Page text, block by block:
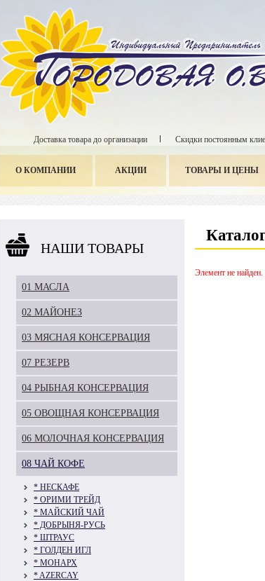
Доставка товара до организации Скидки постоянным
О КОМПАНИИ АКЦИИ ТОВАРЫ И ЦЕНЫ
НАШИ ТОВАРЫ
01 МАСЛА
02 МАЙОНЕЗ
03 МЯСНАЯ КОНСЕРВАЦИЯ
07 РЕЗЕРВ
04 РЫБНАЯ КОНСЕРВАЦИЯ
05 ОВОЩНАЯ КОНСЕРВАЦИЯ
06 МОЛОЧНАЯ КОНСЕРВАЦИЯ
08 ЧАЙ КОФЕ
* НЕСКАФЕ
* ОРИМИ ТРЕЙД
* МАЙСКИЙ ЧАЙ
* ДОБРЫНЯ-РУСЬ
* ШТРАУС
* ГОЛДЕН ИГЛ
* МОНАРХ
* AZERCAY
Элемент не найден.